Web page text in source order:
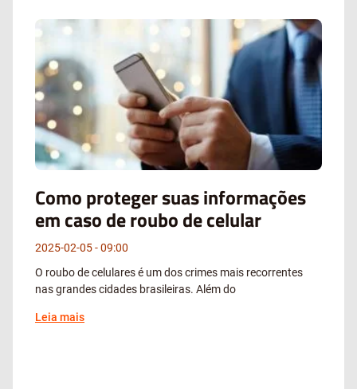
Como proteger suas informações
em caso de roubo de celular
2025-02-05
09:00
O roubo de celulares é um dos crimes mais recorrentes
nas grandes cidades brasileiras. Além do
Leia mais